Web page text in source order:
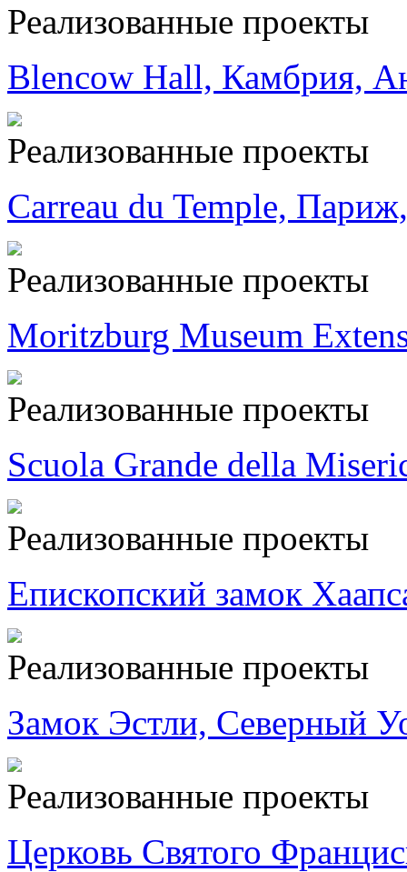
Реализованные проекты
Blencow Hall, Камбрия,
Реализованные проекты
Carreau du Temple,
Реализованные проекты
Moritzburg Museum
Реализованные проекты
Scuola Grande della
Реализованные проекты
Епископский замок
Реализованные проекты
Замок Эстли, Северный
Реализованные проекты
Церковь Святого